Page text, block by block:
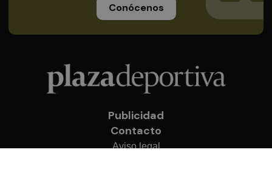
Conócenos
Publicidad
Contacto
Aviso legal